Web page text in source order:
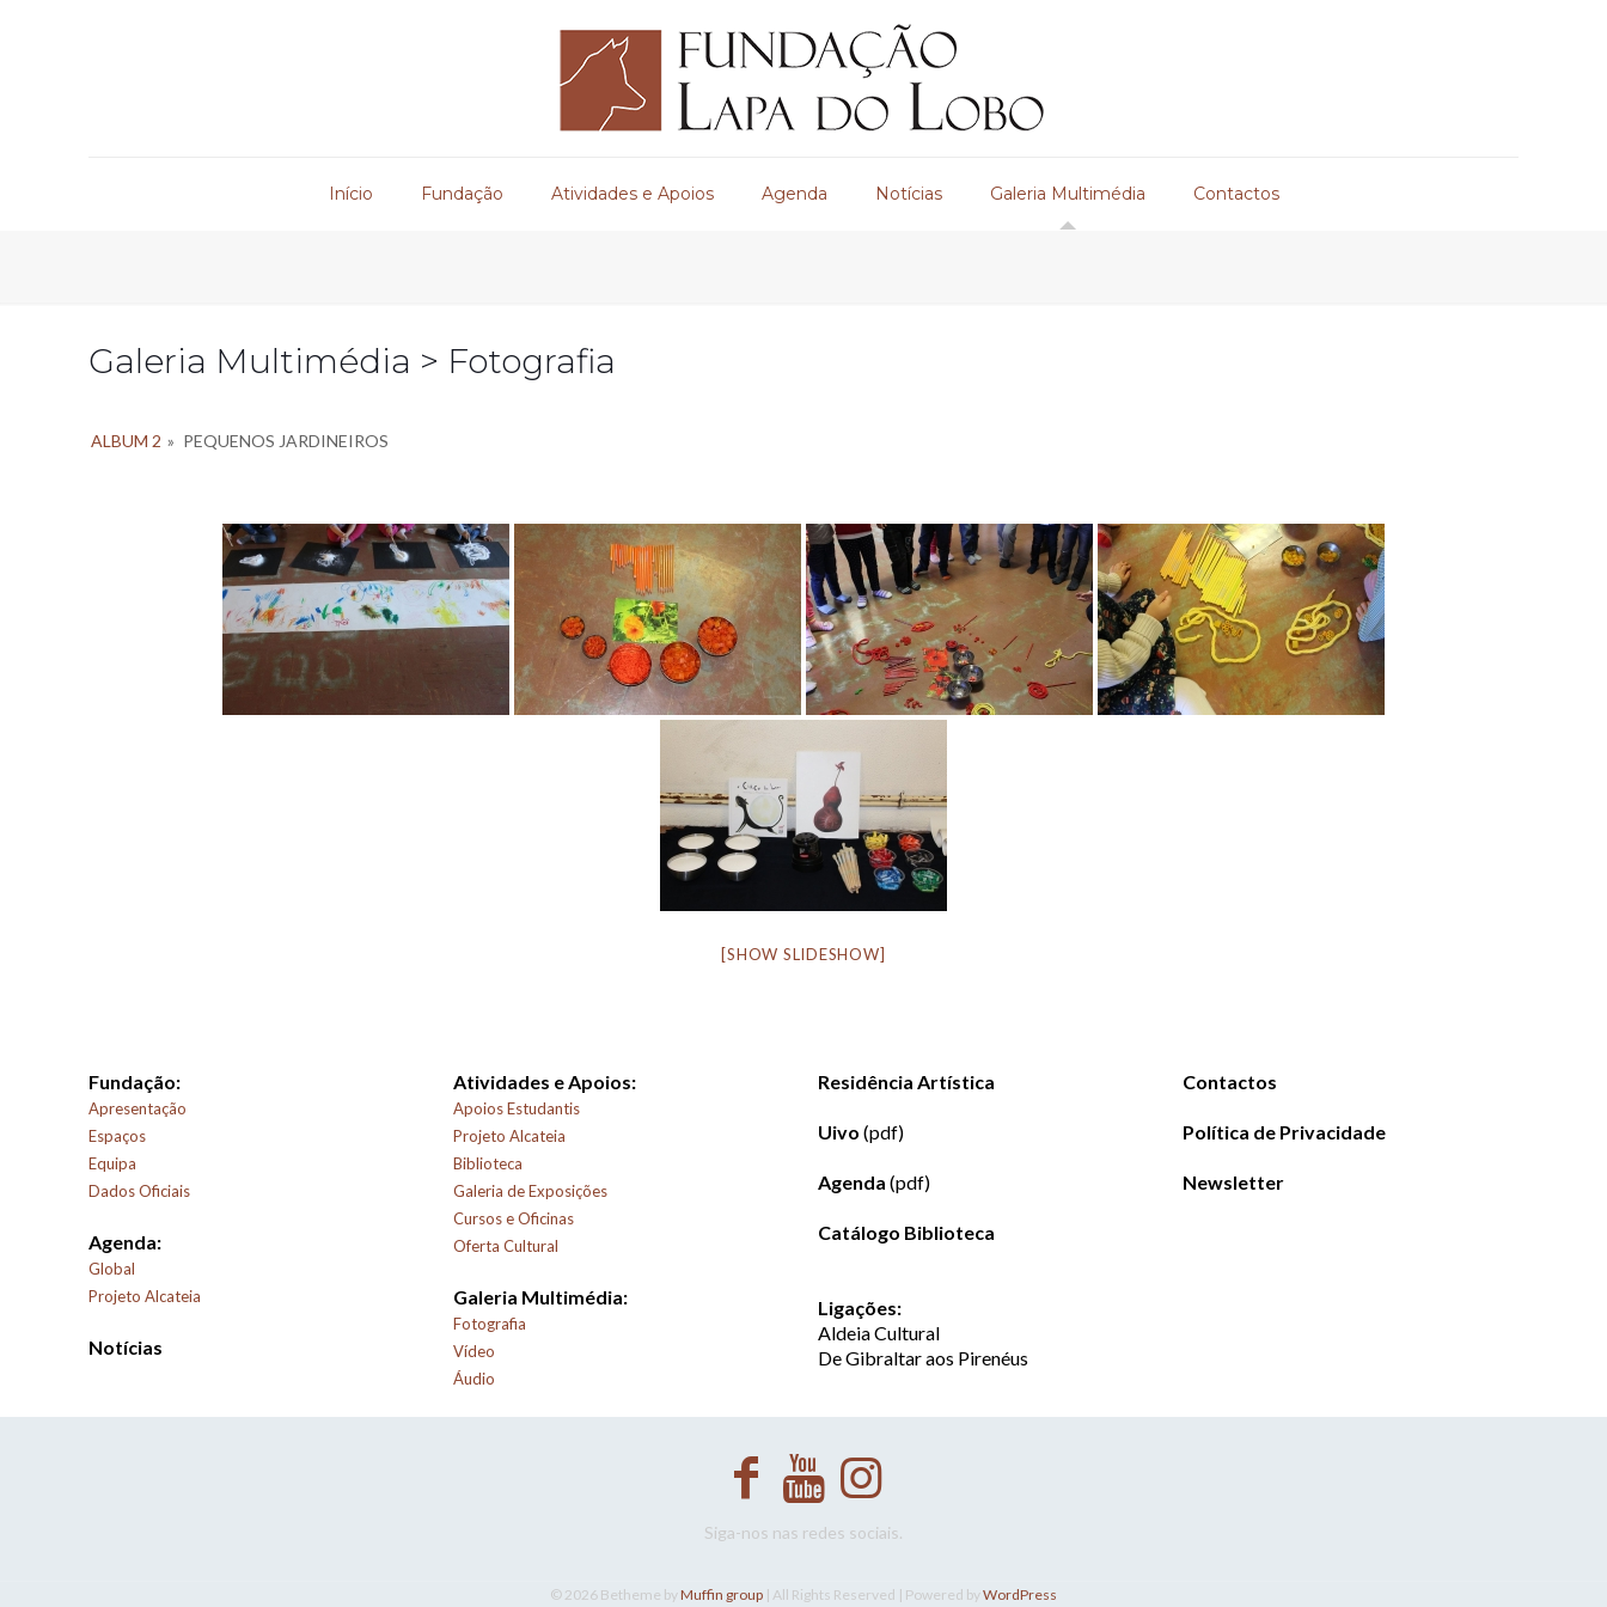
Início Fundação Atividades e Apoios Agenda Notícias Galeria Multimédia Contactos
Galeria Multimédia > Fotografia
ALBUM 2 » PEQUENOS JARDINEIROS
[SHOW SLIDESHOW]
Fundação:
Apresentação
Espaços
Equipa
Dados Oficiais
Agenda:
Global
Projeto Alcateia
Notícias
Atividades e Apoios:
Apoios Estudantis
Projeto Alcateia
Biblioteca
Galeria de Exposições
Cursos e Oficinas
Oferta Cultural
Galeria Multimédia:
Fotografia
Vídeo
Áudio
Residência Artística
Uivo (pdf)
Agenda (pdf)
Catálogo Biblioteca
Ligações:
Aldeia Cultural
De Gibraltar aos Pirenéus
Contactos
Política de Privacidade
Newsletter
Siga-nos nas redes sociais.
© 2026 Betheme byMuffin group | All Rights Reserved | Powered byWordPress